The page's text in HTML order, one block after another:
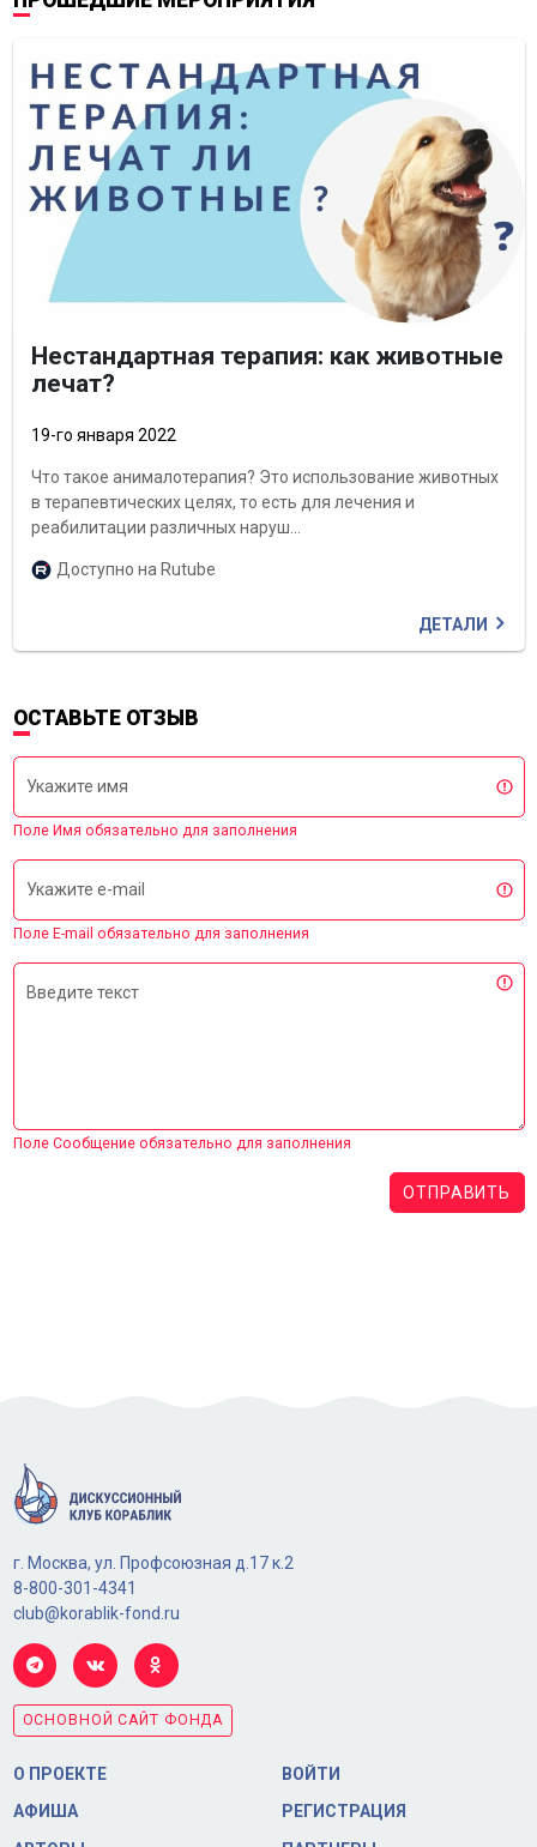
Нестандартная терапия: как животные
лечат?
19-го января 2022
Что такое анималотерапия? Это использование животных
в терапевтических целях, то есть для лечения и
реабилитации различных наруш...
Доступно на Rutube
ДЕТАЛИ
ОСТАВЬТЕ ОТЗЫВ
Укажите имя
Поле Имя обязательно для заполнения
Укажите e-mail
Поле E-mail обязательно для заполнения
Введите текст
Поле Сообщение обязательно для заполнения
ОТПРАВИТЬ
г. Москва, ул. Профсоюзная д.17 к.2
8-800-301-4341
club@korablik-fond.ru
ОСНОВНОЙ САЙТ ФОНДА
О ПРОЕКТЕ
АФИША
ВОЙТИ
РЕГИСТРАЦИЯ